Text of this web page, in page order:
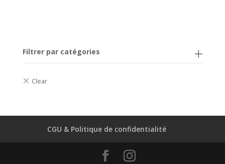
Filtrer par catégories
CGU & Politique de confidentialité